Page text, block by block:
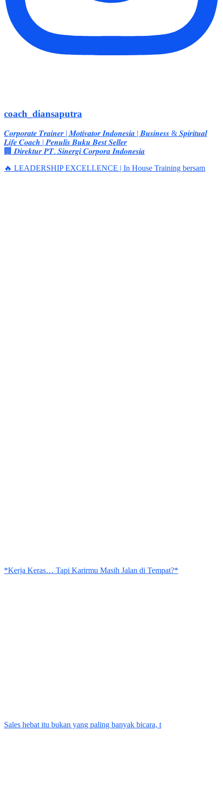
coach_diansaputra
𝑪𝒐𝒓𝒑𝒐𝒓𝒂𝒕𝒆 𝑻𝒓𝒂𝒊𝒏𝒆𝒓 | 𝑴𝒐𝒕𝒊𝒗𝒂𝒕𝒐𝒓 𝑰𝒏𝒅𝒐𝒏𝒆𝒔𝒊𝒂 | 𝑩𝒖𝒔𝒊𝒏𝒆𝒔𝒔 & 𝑺𝒑𝒊𝒓𝒊𝒕𝒖𝒂𝒍
𝑳𝒊𝒇𝒆 𝑪𝒐𝒂𝒄𝒉 | 𝑷𝒆𝒏𝒖𝒍𝒊𝒔 𝑩𝒖𝒌𝒖 𝑩𝒆𝒔𝒕 𝑺𝒆𝒍𝒍𝒆𝒓
🏢 𝑫𝒊𝒓𝒆𝒌𝒕𝒖𝒓 𝑷𝑻. 𝑺𝒊𝒏𝒆𝒓𝒈𝒊 𝑪𝒐𝒓𝒑𝒐𝒓𝒂 𝑰𝒏𝒅𝒐𝒏𝒆𝒔𝒊𝒂
🔥 LEADERSHIP EXCELLENCE | In House Training bersam
*Kerja Keras… Tapi Karirmu Masih Jalan di Tempat?*
Sales hebat itu bukan yang paling banyak bicara, t